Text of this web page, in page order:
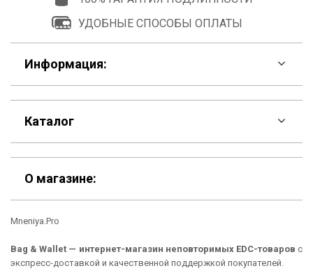
УДОБНЫЕ СПОСОБЫ ОПЛАТЫ
Информация:
F.A.Q
Контакты
Шоурум
Материалы
Подарочные сертификаты
Каталог
Скидки
Кошельки
Сумки
О магазине:
Mneniya.Pro
Bag & Wallet — интернет-магазин неповторимых EDC-товаров с
экспресс-доставкой и качественной поддержкой покупателей.